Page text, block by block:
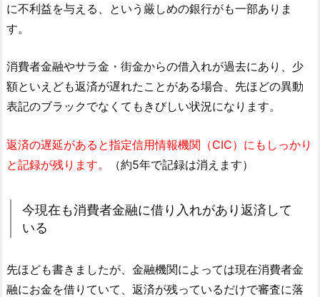
に不利益を与える、という厳しめの銀行がも一部ありま
す。
消費者金融やサラ金・街金からの借入れが過去にあり、少
額といえども返済が遅れたことがある場合、先ほどの異動
表記のブラックでなくてもきびしい状況になります。
返済の遅延があると指定信用情報機関（CIC）にもしっかり
と記録が残ります。
（約5年で記録は消えます）
今現在も消費者金融に借り入れがあり返済して
いる
先ほども書きましたが、金融機関によっては現在消費者金
融にお金を借りていて、返済が残っているだけで審査に落